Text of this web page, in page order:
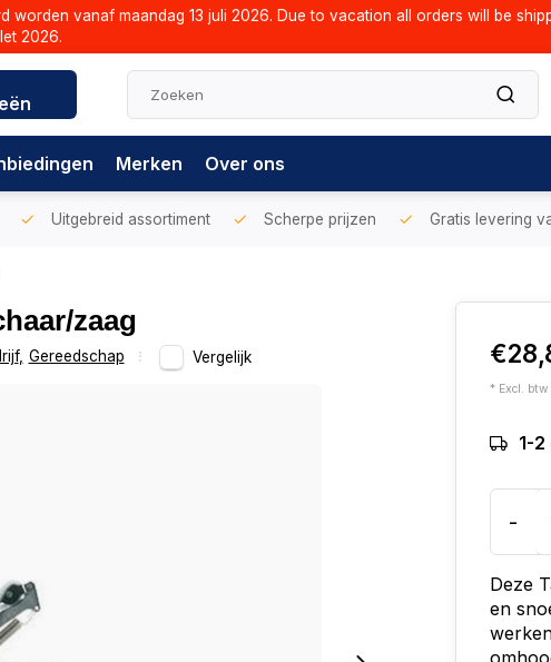
worden vanaf maandag 13 juli 2026. Due to vacation all orders will be
2026.
Merken Over ons
Uitgebreid assortiment Scherpe prijzen Gratis levering
zaag
, Gereedschap Vergelijk
* Excl. btw
1-2
-
Deze
en